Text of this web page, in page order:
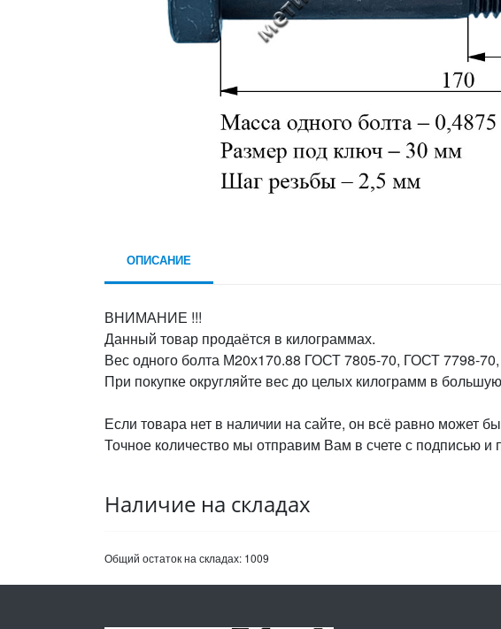
ОПИСАНИЕ
ВНИМАНИЕ !!!
Данный товар продаётся в килограммах.
Вес одного болта М20х170.88 ГОСТ 7805-70, ГОСТ 7798-
При покупке округляйте вес до целых килограмм в
Если товара нет в наличии на сайте, он всё равно может
Точное количество мы отправим Вам в счете с подписью и
Наличие на складах
Общий остаток на складах: 1009